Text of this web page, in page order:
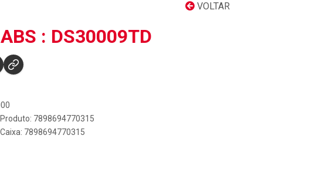
VOLTAR
: DS30009TD
7898694770315
7898694770315